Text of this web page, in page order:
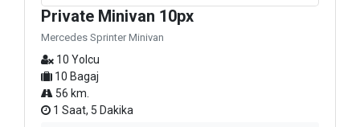
Private Minivan 10px
Mercedes Sprinter Minivan
10 Yolcu
10 Bagaj
56 km.
1 Saat, 5 Dakika